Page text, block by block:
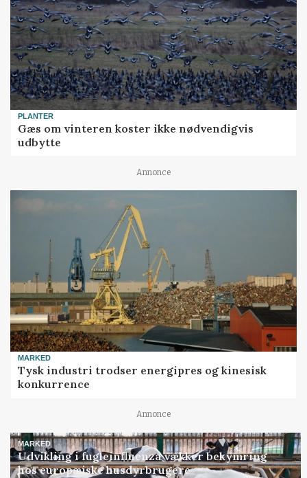
PLANTER
Gæs om vinteren koster ikke nødvendigvis
udbytte
Annonce
MARKED
Tysk industri trodser energipres og kinesisk
konkurrence
Annonce
MARKED
Udvikling i fugleinfluenza vækker bekymring
hos europæiske husdyrbrugere